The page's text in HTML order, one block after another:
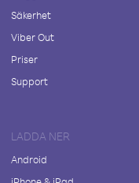
Säkerhet
Viber Out
Priser
Support
LADDA NER
Android